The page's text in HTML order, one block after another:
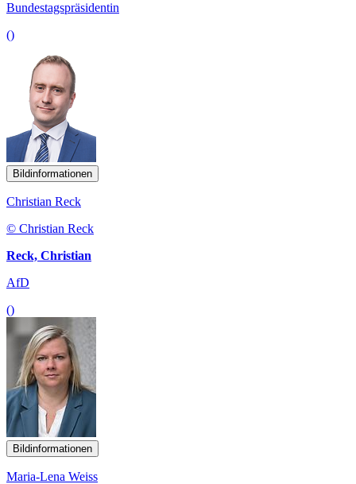
Bundestagspräsidentin
()
Bildinformationen
Christian Reck
© Christian Reck
Reck, Christian
AfD
()
Bildinformationen
Maria-Lena Weiss